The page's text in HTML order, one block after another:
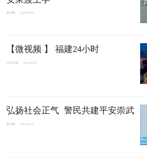
泉州网 2019-09-02
【微视频 】 福建24小时
人民日报 2019-09-02
弘扬社会正气 警民共建平安崇武
泉州网 2019-08-31